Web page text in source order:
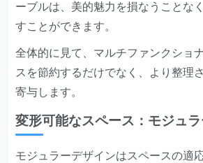
ーブルは、美的魅力を損なうことな
すことができます。
全体的に見て、マルチファンクショ
スを節約するだけでなく、より整理
寄与します。
変形可能なスペース：モジュ
モジュラーデザインはスペースの適